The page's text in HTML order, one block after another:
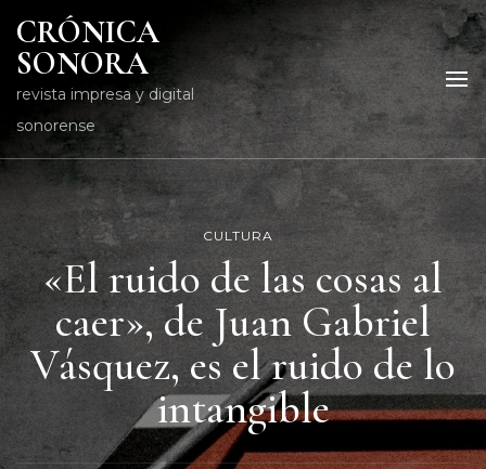
CRÓNICA
SONORA
revista impresa y digital
sonorense
CULTURA
«El ruido de las cosas al
caer», de Juan Gabriel
Vásquez, es el ruido de lo
intangible